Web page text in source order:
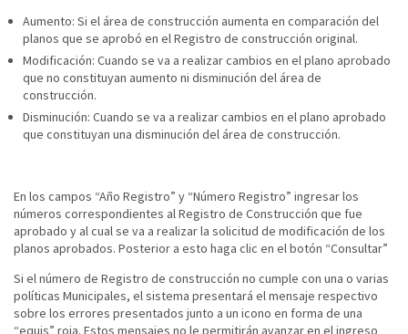
Aumento: Si el área de construcción aumenta en comparación del
planos que se aprobó en el Registro de construcción original.
Modificación: Cuando se va a realizar cambios en el plano aprobado
que no constituyan aumento ni disminución del área de
construcción.
Disminución: Cuando se va a realizar cambios en el plano aprobado
que constituyan una disminución del área de construcción.
En los campos “Año Registro” y “Número Registro” ingresar los
números correspondientes al Registro de Construcción que fue
aprobado y al cual se va a realizar la solicitud de modificación de los
planos aprobados. Posterior a esto haga clic en el botón “Consultar”
Si el número de Registro de construcción no cumple con una o varias
políticas Municipales, el sistema presentará el mensaje respectivo
sobre los errores presentados junto a un icono en forma de una
“equis” roja. Estos mensajes no le permitirán avanzar en el ingreso